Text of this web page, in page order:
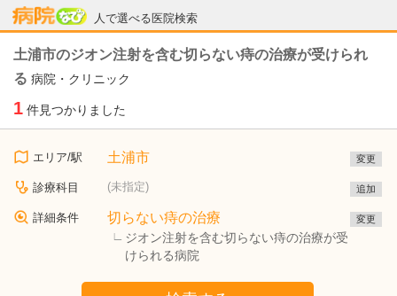
人で選べる医院検索
病院なび
土浦市のジオン注射を含む切らない痔の治療が受けられ
る 病院・クリニック
1 件見つかりました
エリア/駅 土浦市 変更
診療科目 (未指定) 追加
詳細条件 切らない痔の治療
ジオン注射を含む切らない痔の治療が受
けられる病院
変更